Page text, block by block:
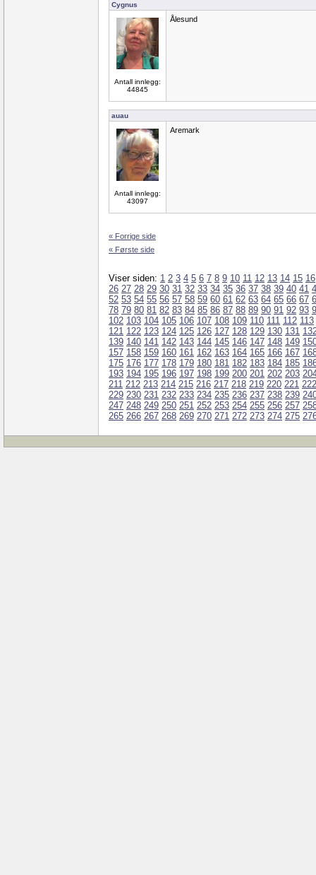
Cygnus
Antall innlegg:
44845
Ålesund
auau
Antall innlegg:
43097
Aremark
« Forrige side
« Første side
Viser siden: 1 2 3 4 5 6 7 8 9 10 11 12 13 14 15 16
26 27 28 29 30 31 32 33 34 35 36 37 38 39 40 41
52 53 54 55 56 57 58 59 60 61 62 63 64 65 66 67
78 79 80 81 82 83 84 85 86 87 88 89 90 91 92 93
102 103 104 105 106 107 108 109 110 111 112 113
121 122 123 124 125 126 127 128 129 130 131
139 140 141 142 143 144 145 146 147 148 149
157 158 159 160 161 162 163 164 165 166 167
175 176 177 178 179 180 181 182 183 184 185
193 194 195 196 197 198 199 200 201 202 203
211 212 213 214 215 216 217 218 219 220 221 222
229 230 231 232 233 234 235 236 237 238 239
247 248 249 250 251 252 253 254 255 256 257
265 266 267 268 269 270 271 272 273 274 275